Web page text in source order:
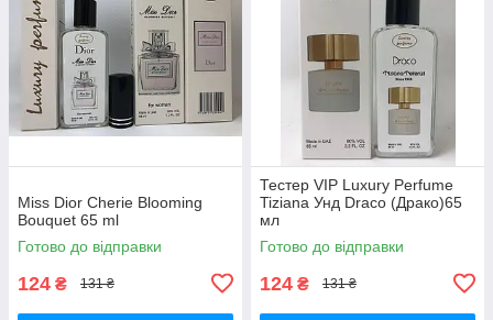
Miss Dior Cherie Blooming
Bouquet 65 ml
Готово до відправки
124 ₴ 131 ₴
Тестер VIP Luxury Perfume
Tiziana Унд Draco (Драко)65
мл
Готово до відправки
124 ₴ 131 ₴